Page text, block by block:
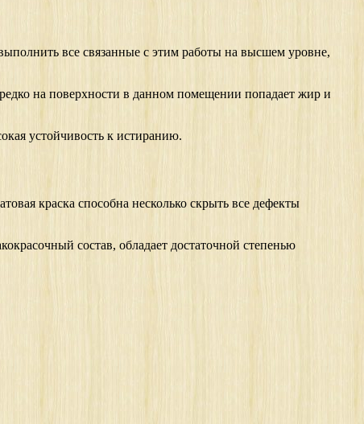
все связанные с этим работы на высшем уровне,
на поверхности в данном помещении попадает жир и
устойчивость к истиранию.
краска способна несколько скрыть все дефекты
состав, обладает достаточной степенью